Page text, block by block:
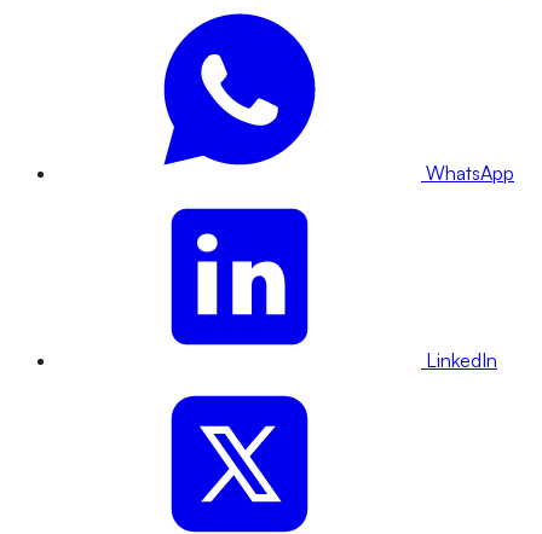
WhatsApp
LinkedIn